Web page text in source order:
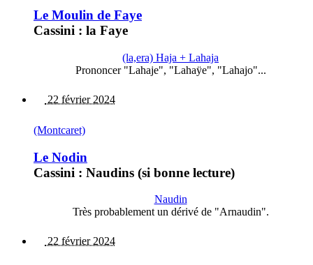
Le Moulin de Faye
Cassini : la Faye
(la,era) Haja + Lahaja
Prononcer "Lahaje", "Lahaÿe", "Lahajo"...
22 février 2024
(Montcaret)
Le Nodin
Cassini : Naudins (si bonne lecture)
Naudin
Très probablement un dérivé de "Arnaudin".
22 février 2024